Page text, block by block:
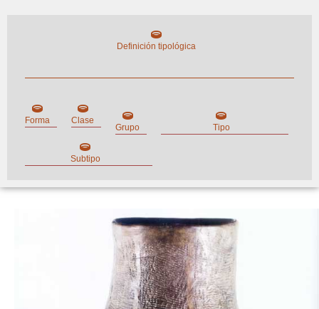
Definición tipológica
Forma Clase
Grupo Tipo
Subtipo